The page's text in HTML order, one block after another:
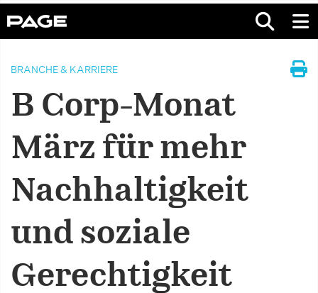
BRANCHE & KARRIERE
B Corp-Monat
März für mehr
Nachhaltigkeit
und soziale
Gerechtigkeit